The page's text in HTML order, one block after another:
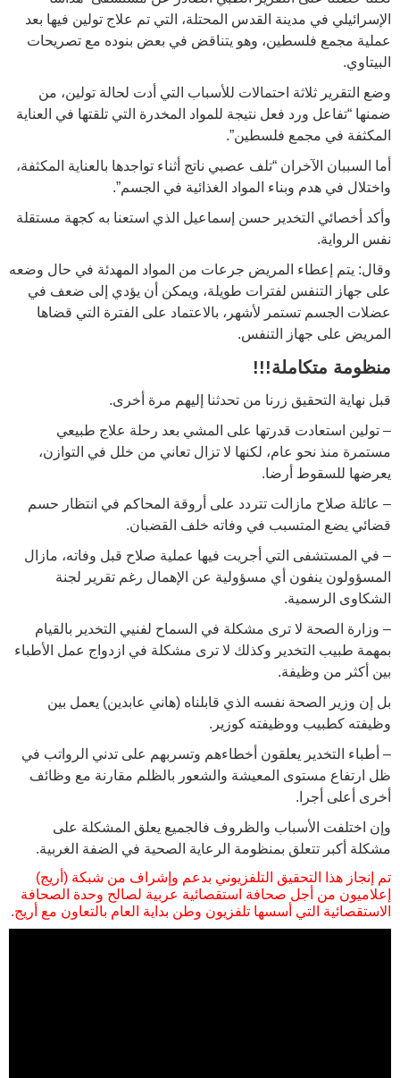
الإسرائيلي في مدينة القدس المحتلة، التي تم علاج تولين فيها بعد
عملية مجمع فلسطين، وهو يتناقض في بعض بنوده مع تصريحات
البيتاوي.
وضع التقرير ثلاثة احتمالات للأسباب التي أدت لحالة تولين، من
ضمنها “تفاعل ورد فعل نتيجة للمواد المخدرة التي تلقتها في العناية
المكثفة في مجمع فلسطين”.
أما السببان الآخران “تلف عصبي ناتج أثناء تواجدها بالعناية المكثفة،
واختلال في هدم وبناء المواد الغذائية في الجسم”.
وأكد أخصائي التخدير حسن إسماعيل الذي استعنا به كجهة مستقلة
نفس الرواية.
وقال: يتم إعطاء المريض جرعات من المواد المهدئة في حال وضعه
على جهاز التنفس لفترات طويلة، ويمكن أن يؤدي إلى ضعف في
عضلات الجسم تستمر لأشهر، بالاعتماد على الفترة التي قضاها
المريض على جهاز التنفس.
منظومة متكاملة!!!
قبل نهاية التحقيق زرنا من تحدثنا إليهم مرة أخرى.
– تولين استعادت قدرتها على المشي بعد رحلة علاج طبيعي
مستمرة منذ نحو عام، لكنها لا تزال تعاني من خلل في التوازن،
يعرضها للسقوط أرضا.
– عائلة صلاح مازالت تتردد على أروقة المحاكم في انتظار حسم
قضائي يضع المتسبب في وفاته خلف القضبان.
– في المستشفى التي أجريت فيها عملية صلاح قبل وفاته، مازال
المسؤولون ينفون أي مسؤولية عن الإهمال رغم تقرير لجنة
الشكاوى الرسمية.
– وزارة الصحة لا ترى مشكلة في السماح لفنيي التخدير بالقيام
بمهمة طبيب التخدير وكذلك لا ترى مشكلة في ازدواج عمل الأطباء
بين أكثر من وظيفة.
بل إن وزير الصحة نفسه الذي قابلناه (هاني عابدين) يعمل بين
وظيفته كطبيب ووظيفته كوزير.
– أطباء التخدير يعلقون أخطاءهم وتسربهم على تدني الرواتب في
ظل ارتفاع مستوى المعيشة والشعور بالظلم مقارنة مع وظائف
أخرى أعلى أجرا.
وإن اختلفت الأسباب والظروف فالجميع يعلق المشكلة على
مشكلة أكبر تتعلق بمنظومة الرعاية الصحية في الضفة الغربية.
تم إنجاز هذا التحقيق التلفزيوني بدعم وإشراف من شبكة (أريج)
إعلاميون من أجل صحافة استقصائية عربية لصالح وحدة الصحافة
الاستقصائية التي أسسها تلفزيون وطن بداية العام بالتعاون مع أريج.